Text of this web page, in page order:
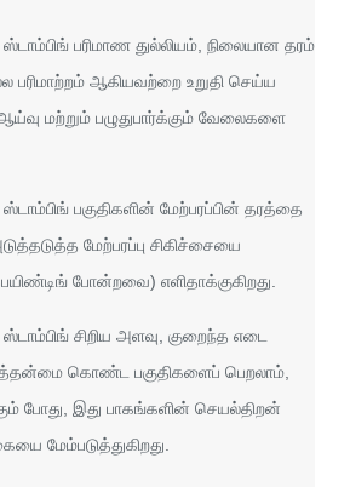
பரிமாண துல்லியம், நிலையான தரம்
பரிமாற்றம் ஆகியவற்றை உறுதி செய்ய
ஆய்வு மற்றும் பழுதுபார்க்கும் வேலைகளை
பகுதிகளின் மேற்பரப்பின் தரத்தை
மேற்பரப்பு சிகிச்சையை
போன்றவை) எளிதாக்குகிறது.
சிறிய அளவு, குறைந்த எடை
கொண்ட பகுதிகளைப் பெறலாம்,
போது, ​​இது பாகங்களின் செயல்திறன்
மேம்படுத்துகிறது.